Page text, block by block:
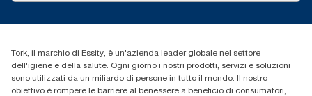
+39 0331 443896
Tork, il marchio di Essity, è un'azienda leader globale nel settore
dell'igiene e della salute. Ogni giorno i nostri prodotti, servizi e soluzioni
sono utilizzati da un miliardo di persone in tutto il mondo. Il nostro
obiettivo è rompere le barriere al benessere a beneficio di consumatori,